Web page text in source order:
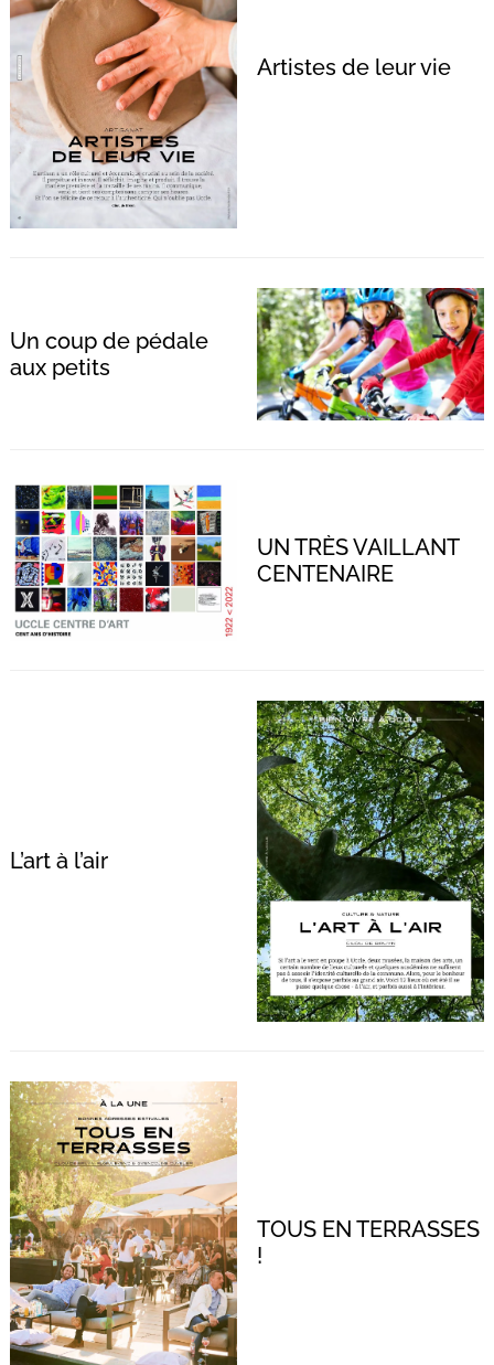
Artistes de leur vie
Un coup de pédale
aux petits
UN TRÈS VAILLANT
CENTENAIRE
L’art à l’air
TOUS EN TERRASSES
!